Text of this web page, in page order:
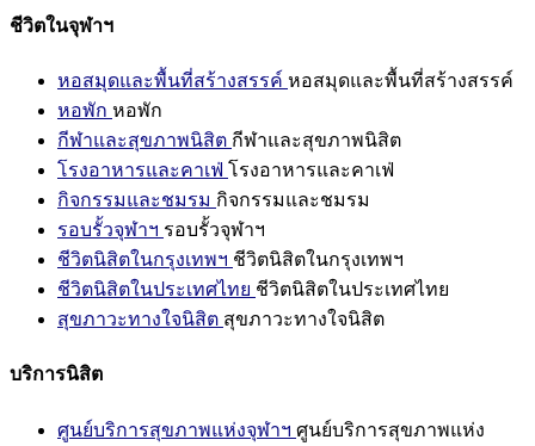
ชีวิตในจุฬาฯ
หอสมุดและพื้นที่สร้างสรรค์ หอสมุดและพื้นที่สร้างสรรค์
หอพัก หอพัก
กีฬาและสุขภาพนิสิต กีฬาและสุขภาพนิสิต
โรงอาหารและคาเฟ่ โรงอาหารและคาเฟ่
กิจกรรมและชมรม กิจกรรมและชมรม
รอบรั้วจุฬาฯ รอบรั้วจุฬาฯ
ชีวิตนิสิตในกรุงเทพฯ ชีวิตนิสิตในกรุงเทพฯ
ชีวิตนิสิตในประเทศไทย ชีวิตนิสิตในประเทศไทย
สุขภาวะทางใจนิสิต สุขภาวะทางใจนิสิต
บริการนิสิต
ศูนย์บริการสุขภาพแห่งจุฬาฯ ศูนย์บริการสุขภาพแห่ง